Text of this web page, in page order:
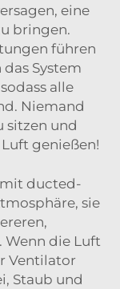
eine
bringen.
führen
System
alle
Niemand
sitzen und
genießen!
ducted-
sie
Wenn die Luft
Ventilator
Staub und